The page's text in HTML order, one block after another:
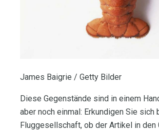
James Baigrie / Getty Bilder
Diese Gegenstände sind in einem
aber noch einmal: Erkundigen Sie sich
Fluggesellschaft, ob der Artikel in den